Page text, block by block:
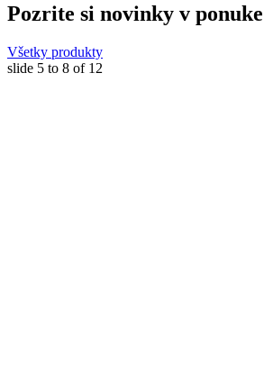
Pozrite si novinky v ponuke
Všetky produkty
slide 5 to 8 of 12